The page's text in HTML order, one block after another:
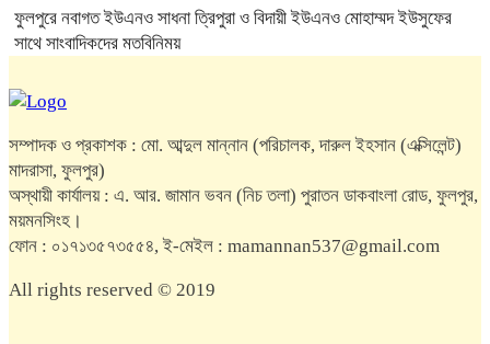
ফুলপুরে নবাগত ইউএনও সাধনা ত্রিপুরা ও বিদায়ী ইউএনও মোহাম্মদ ইউসুফের
সাথে সাংবাদিকদের মতবিনিময়
সম্পাদক ও প্রকাশক : মো. আব্দুল মান্নান (পরিচালক, দারুল ইহসান (এক্সিলেন্ট)
মাদরাসা, ফুলপুর)
অস্থায়ী কার্যালয় : এ. আর. জামান ভবন (নিচ তলা) পুরাতন ডাকবাংলা রোড, ফুলপুর,
ময়মনসিংহ।
ফোন : ০১৭১৩৫৭৩৫৫৪, ই-মেইল : mamannan537@gmail.com
All rights reserved © 2019